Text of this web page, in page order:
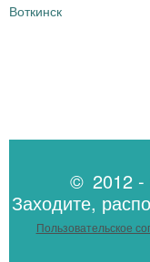
Воткинск
© 2012 -
Заходите,
Пользовательское